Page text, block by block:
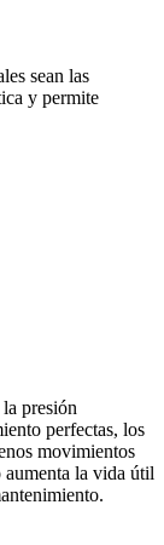
sean las
y permite
presión
perfectas, los
movimientos
aumenta la vida útil